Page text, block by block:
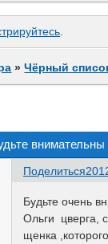
.
»Чёрный
внимательны
Поделиться
Будьте очень
Ольги цверга,
щенка